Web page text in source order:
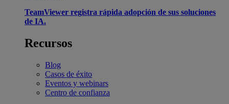
TeamViewer registra rápida adopción de sus soluciones
de IA.
Recursos
Blog
Casos de éxito
Eventos y webinars
Centro de confianza